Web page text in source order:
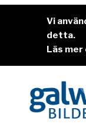
Vi
detta.
Läs mer